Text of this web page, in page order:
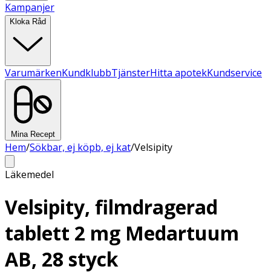
Kampanjer
Kloka Råd
VarumärkenKundklubbTjänsterHitta apotekKundservice
Mina Recept
Hem/Sökbar, ej köpb, ej kat/Velsipity
Läkemedel
Velsipity, filmdragerad
tablett 2 mg Medartuum
AB, 28 styck